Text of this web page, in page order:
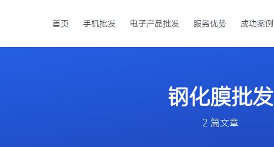
首页 手机批发 电子产品批发 服务优势 成功案例
钢化膜批发
2 篇文章